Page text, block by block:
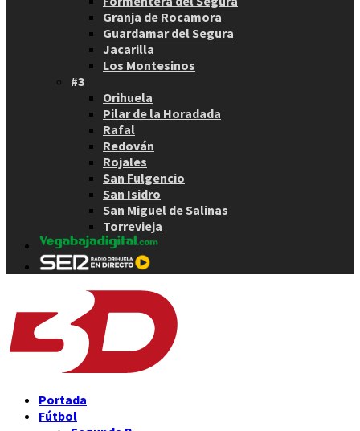
Granja de Rocamora
Guardamar del Segura
Jacarilla
Los Montesinos
#3
Orihuela
Pilar de la Horadada
Rafal
Redován
Rojales
San Fulgencio
San Isidro
San Miguel de Salinas
Torrevieja
Portada
Fútbol